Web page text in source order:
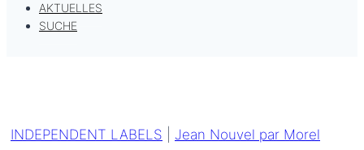
AKTUELLES
SUCHE
INDEPENDENT LABELS Jean Nouvel par Morel